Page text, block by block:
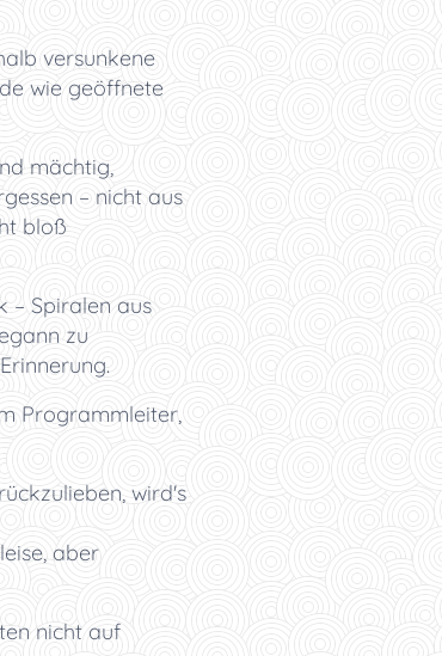
versunkene
wie geöffnete
mächtig,
– nicht aus
bloß
– Spiralen aus
zu
Programmleiter,
wird's
aber
nicht auf